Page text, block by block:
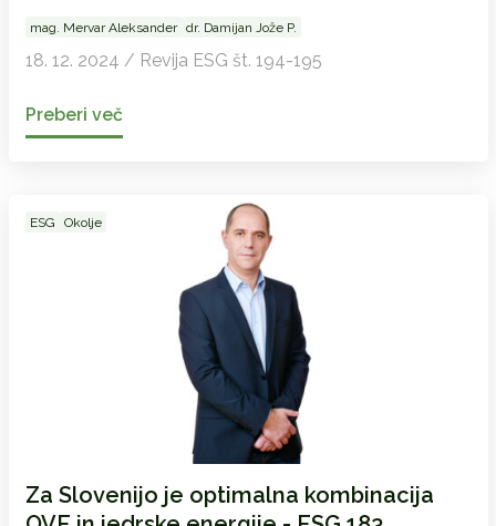
mag. Mervar Aleksander dr. Damijan Jože P.
18. 12. 2024 / Revija ESG št. 194-195
Preberi več
ESG Okolje
Za Slovenijo je optimalna kombinacija